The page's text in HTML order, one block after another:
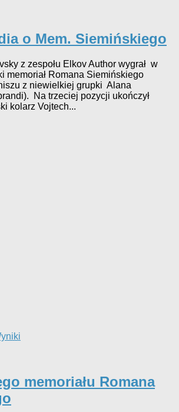
o Mem. Siemińskiego
z zespołu Elkov Author wygrał w
memoriał Romana Siemińskiego
z niewielkiej grupki Alana
Na trzeciej pozycji ukończył
kolarz Vojtech...
memoriału Romana